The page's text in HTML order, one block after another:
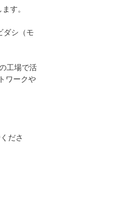
す。
ダシ（モ
工場で活
ワークや
ださ